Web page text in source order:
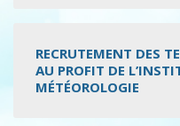
RECRUTEMENT DES
AU PROFIT DE
MÉTÉOROLOGIE